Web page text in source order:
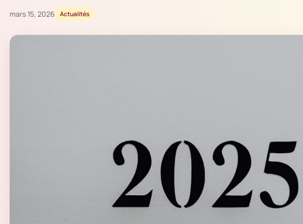
mars 15, 2026 Actualités